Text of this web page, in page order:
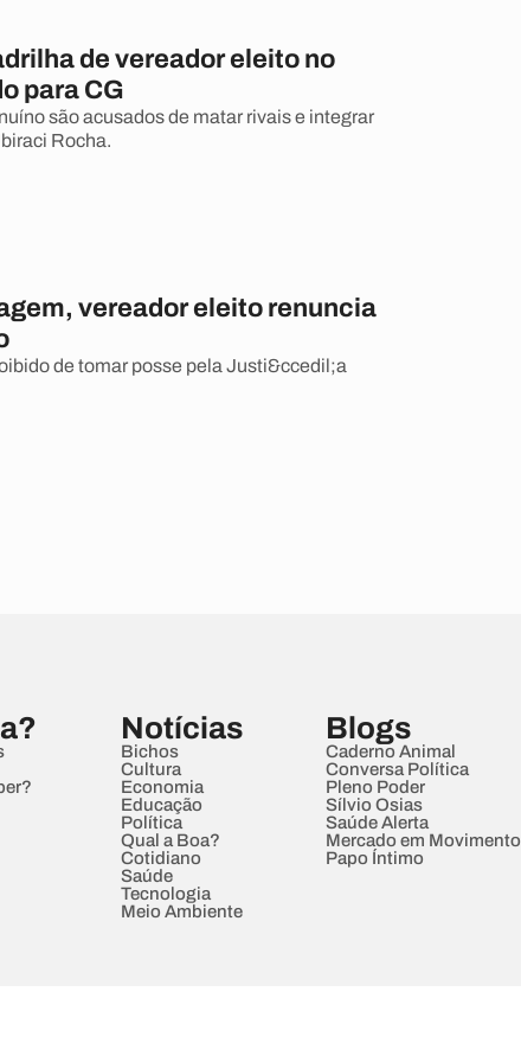
de vereador eleito no
para CG
são acusados de matar rivais e integrar
Rocha.
vereador eleito renuncia
de tomar posse pela Justi&ccedil;a
Notícias
Bichos
Cultura
Economia
Educação
Política
Qual a Boa?
Cotidiano
Saúde
Tecnologia
Meio Ambiente
Blogs
Caderno Animal
Conversa Política
Pleno Poder
Sílvio Osias
Saúde Alerta
Mercado em Movimento
Papo Íntimo